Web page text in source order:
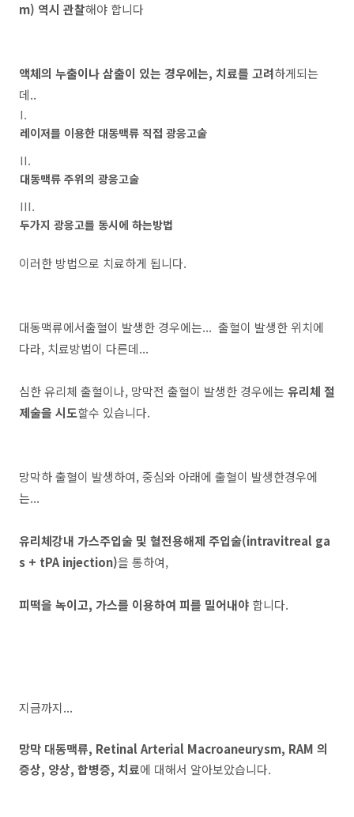
m) 역시 관찰해야 합니다
액체의 누출이나 삼출이 있는 경우에는, 치료를 고려하게되는
데..
레이저를 이용한 대동맥류 직접 광응고술
대동맥류 주위의 광응고술
두가지 광응고를 동시에 하는방법
이러한 방법으로 치료하게 됩니다.
대동맥류에서출혈이 발생한 경우에는... 출혈이 발생한 위치에
다라, 치료방법이 다른데...
심한 유리체 출혈이나, 망막전 출혈이 발생한 경우에는 유리체 절
제술을 시도할수 있습니다.
망막하 출혈이 발생하여, 중심와 아래에 출혈이 발생한경우에
는...
유리체강내 가스주입술 및 혈전용해제 주입술(intravitreal ga
s + tPA injection)을 통하여,
피떡을 녹이고, 가스를 이용하여 피를 밀어내야 합니다.
지금까지...
망막 대동맥류, Retinal Arterial Macroaneurysm, RAM 의
증상, 양상, 합병증, 치료에 대해서 알아보았습니다.